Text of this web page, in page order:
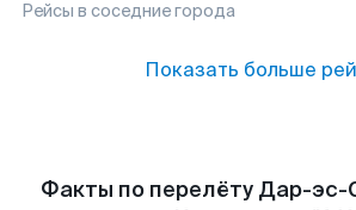
Рейсы в соседние города
Показать больше
Факты по перелёту Дар-эс-